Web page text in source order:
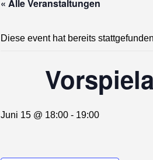
« Alle Veranstaltungen
Diese event hat bereits
Juni 15 @ 18:00 - 19:00